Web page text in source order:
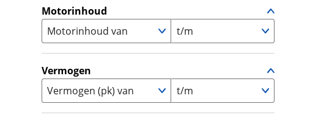
Supersport
Tourer (0)
Touring Enduro
Trike (0)
Zijspan 0)
A1 (0)
(
Motorinhoud
Motorinhoud van
t/m
Vermogen
Vermogen (pk) van
t/m